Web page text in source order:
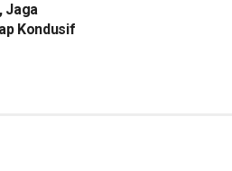
Jaga
Kondusif